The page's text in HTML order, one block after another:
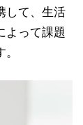
して、生活
よって課題